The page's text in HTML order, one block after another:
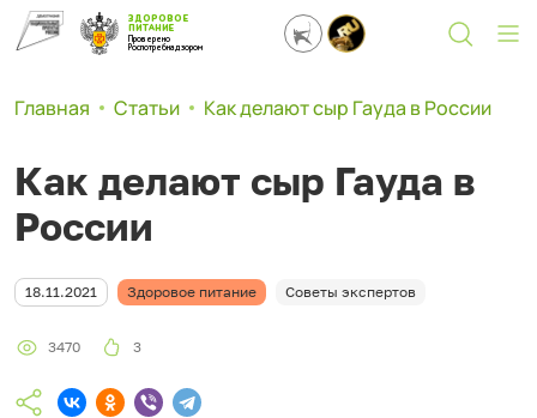
ЗДОРОВОЕ
ПИТАНИЕ
Проверено
Роспотребнадзором
Главная Статьи Как делают сыр Гауда в России
Как делают сыр Гауда в
России
18.11.2021 Здоровое питание Советы экспертов
3470 3